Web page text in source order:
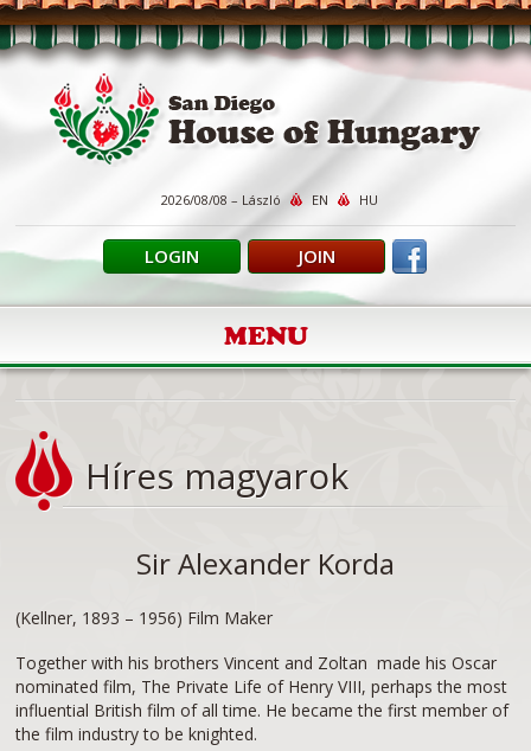
2026/08/08 – László EN HU
LOGIN JOIN
MENU
Híres magyarok
Sir Alexander Korda
(Kellner, 1893 – 1956) Film Maker
Together with his brothers Vincent and Zoltan made his Oscar
nominated film, The Private Life of Henry VIII, perhaps the most
influential British film of all time. He became the first member of
the film industry to be knighted.